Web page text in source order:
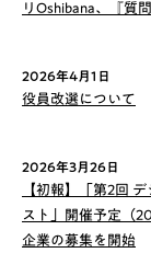
リOshibana、『質
2026年4月1日
役員改選について
2026年3月26日
【初報】「第2回
スト」開催予定（
企業の募集を開始